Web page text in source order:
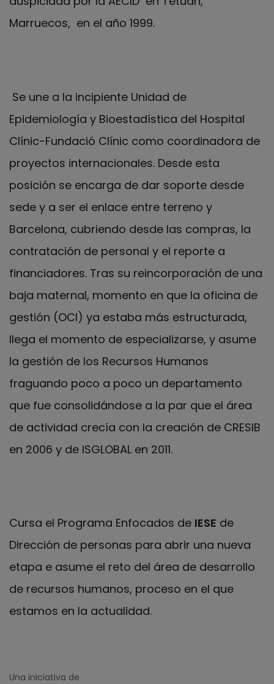
Marruecos, en el año 1999.
Se une a la incipiente Unidad de
Epidemiología y Bioestadística del Hospital
Clínic-Fundació Clínic como coordinadora de
proyectos internacionales. Desde esta
posición se encarga de dar soporte desde
sede y a ser el enlace entre terreno y
Barcelona, cubriendo desde las compras, la
contratación de personal y el reporte a
financiadores. Tras su reincorporación de una
baja maternal, momento en que la oficina de
gestión (OCI) ya estaba más estructurada,
llega el momento de especializarse, y asume
la gestión de los Recursos Humanos
fraguando poco a poco un departamento
que fue consolidándose a la par que el área
de actividad crecía con la creación de CRESIB
en 2006 y de ISGLOBAL en 2011.
Cursa el Programa Enfocados de IESE de
Dirección de personas para abrir una nueva
etapa e asume el reto del área de desarrollo
de recursos humanos, proceso en el que
estamos en la actualidad.
Una iniciativa de